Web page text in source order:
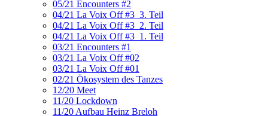
05/21 Encounters #2
04/21 La Voix Off #3_3. Teil
04/21 La Voix Off #3_2. Teil
04/21 La Voix Off #3_1. Teil
03/21 Encounters #1
03/21 La Voix Off #02
03/21 La Voix Off #01
02/21 Ökosystem des Tanzes
12/20 Meet
11/20 Lockdown
11/20 Aufbau Heinz Breloh